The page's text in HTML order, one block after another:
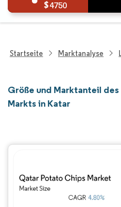
4750
Startseite Marktanalyse
Größe und Marktanteil
Markts in Katar